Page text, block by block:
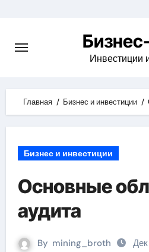
content
Инвестиции
Главная Бизнес и инвестиции
Бизнес и инвестиции
Основные
аудита
By mining_broth